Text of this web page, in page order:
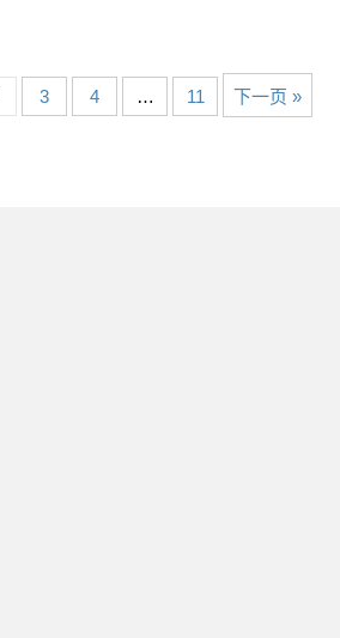
3 4 … 11 下一页 »